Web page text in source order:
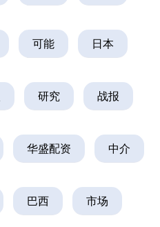
可能 日本
研究 战报
华盛配资 中介
巴西 市场